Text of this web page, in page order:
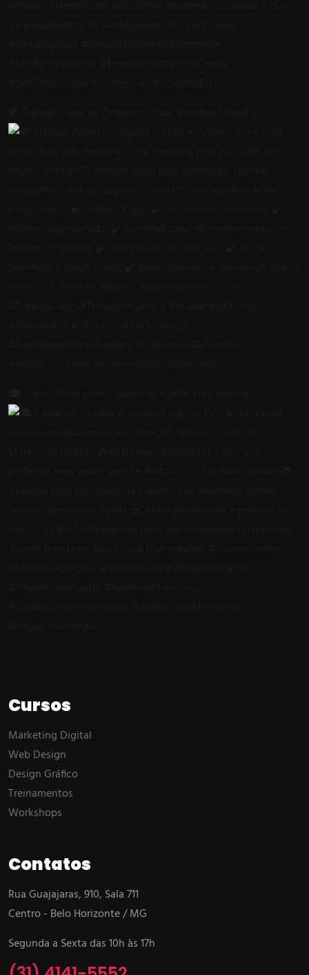
Cursos
Marketing Digital
Web Design
Design Gráfico
Treinamentos
Workshops
Contatos
Rua Guajajaras, 910, Sala 711
Centro - Belo Horizonte / MG
Segunda a Sexta das 10h às 17h